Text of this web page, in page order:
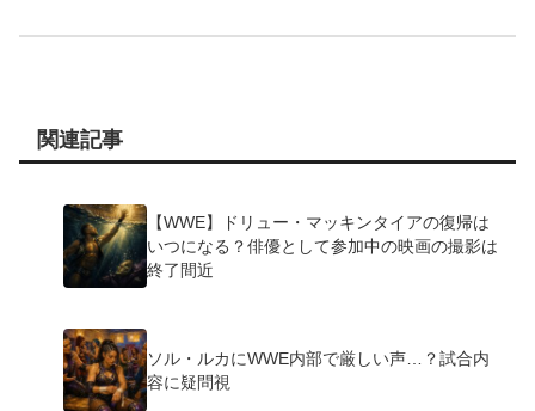
関連記事
【WWE】ドリュー・マッキンタイアの復帰は
いつになる？俳優として参加中の映画の撮影は
終了間近
ソル・ルカにWWE内部で厳しい声…？試合内
容に疑問視